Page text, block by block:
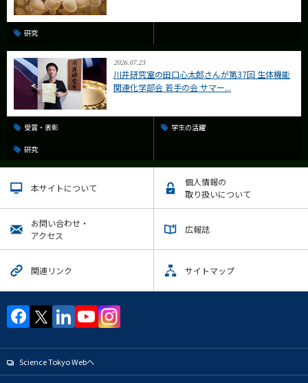
研究
2026.07.23
川井研究室の田口心太郎さんが第37回 生体機能
関連化学部会 若手の会 サマー...
受賞・表彰 学生の活躍
研究
本サイトについて
個人情報の
取り扱いについて
お問い合わせ・
アクセス
広報誌
関連リンク サイトマップ
Science Tokyo Webヘ